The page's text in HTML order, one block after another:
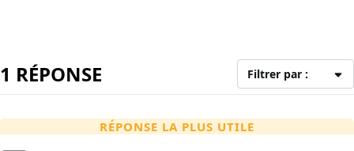
1 RÉPONSE Filtrer par :
RÉPONSE LA PLUS UTILE